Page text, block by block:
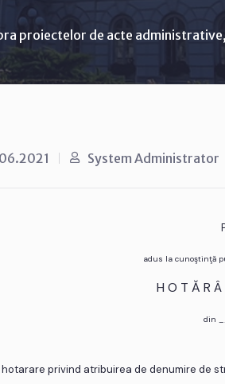
proiectelor de acte
System Administrator
adus la cunoştinţă
H O T Ă R
din
privind atribuirea de denumire de